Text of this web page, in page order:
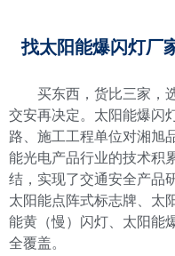
找太阳能爆闪灯厂
买东西，货比三家，
交安再决定。太阳能爆闪
路、施工工程单位对湘旭
能光电产品行业的技术积
结，实现了交通安全产品
太阳能点阵式标志牌、太
能黄（慢）闪灯、太阳能
全覆盖。